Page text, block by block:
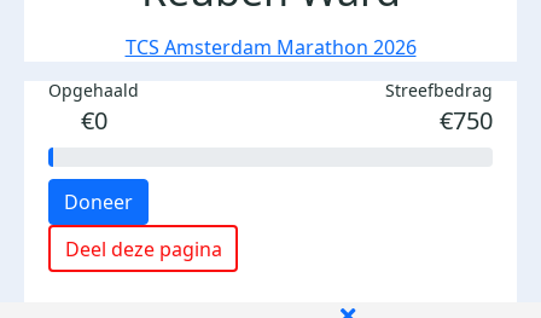
TCS Amsterdam Marathon 2026
Opgehaald
€0
Streefbedrag
€750
Doneer
Deel deze pagina